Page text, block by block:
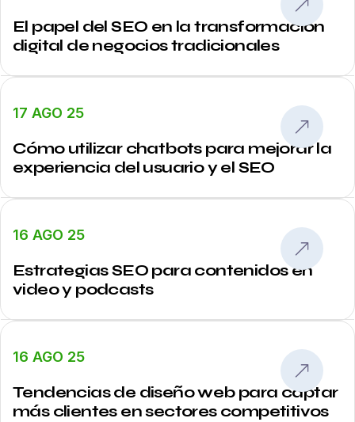
El papel del SEO en la transformación
digital de negocios tradicionales
17 AGO 25
Cómo utilizar chatbots para mejorar la
experiencia del usuario y el SEO
16 AGO 25
Estrategias SEO para contenidos en
video y podcasts
16 AGO 25
Tendencias de diseño web para captar
más clientes en sectores competitivos